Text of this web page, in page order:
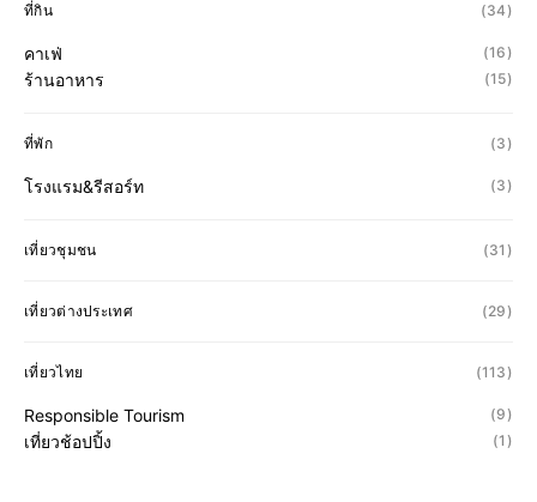
ที่กิน (34)
คาเฟ่ (16)
ร้านอาหาร (15)
ที่พัก (3)
โรงแรม&รีสอร์ท (3)
เที่ยวชุมชน (31)
เที่ยวต่างประเทศ (29)
เที่ยวไทย (113)
Responsible Tourism (9)
เที่ยวช้อปปิ้ง (1)